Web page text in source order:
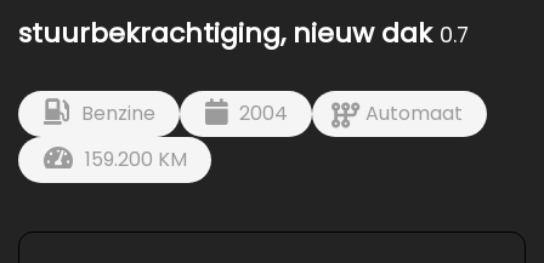
stuurbekrachtiging, nieuw dak 0.7
Benzine 2004
Automaat
159.200 KM